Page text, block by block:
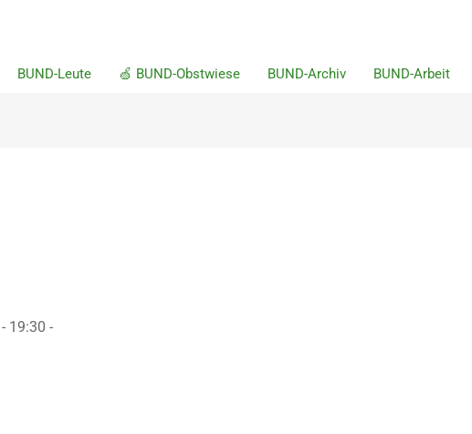
BUND-Leute 🍏 BUND-Obstwiese BUND-Archiv BUND-Arbeit
19:30 -